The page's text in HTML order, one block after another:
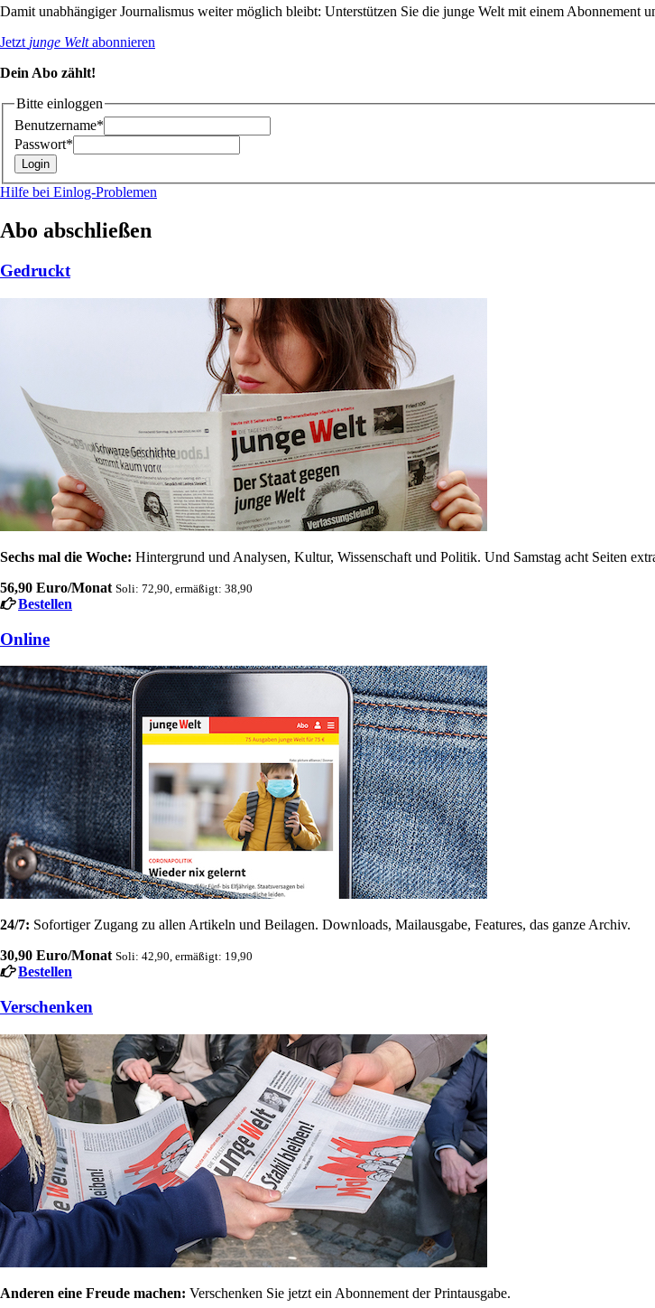
Damit unabhängiger Journalismus weiter möglich bleibt: Unterstützen Sie die junge Welt mit einem Abonnement
Jetzt junge Weltabonnieren
Dein Abo zählt!
Bitte einloggen
Benutzername*
Passwort*
Hilfe bei Einlog-Problemen
Abo abschließen
Gedruckt
Sechs mal die Woche: Hintergrund und Analysen, Kultur, Wissenschaft und Politik. Und Samstag acht Seiten
56,90 Euro/Monat Soli: 72,90, ermäßigt: 38,90
Bestellen
Online
24/7: Sofortiger Zugang zu allen Artikeln und Beilagen. Downloads, Mailausgabe, Features, das ganze Archiv.
30,90 Euro/Monat Soli: 42,90, ermäßigt: 19,90
Bestellen
Verschenken
Anderen eine Freude machen: Verschenken Sie jetzt ein Abonnement der Printausgabe.